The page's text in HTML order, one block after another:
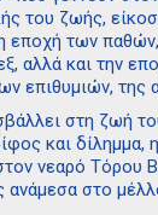
του ζωής,
εποχή των
αλλά και την
επιθυμιών, της
στη ζωή
και δίλημμα,
νεαρό Τόρου
ανάμεσα στο